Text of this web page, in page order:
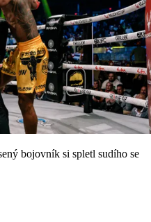
bojovník si spletl sudího se